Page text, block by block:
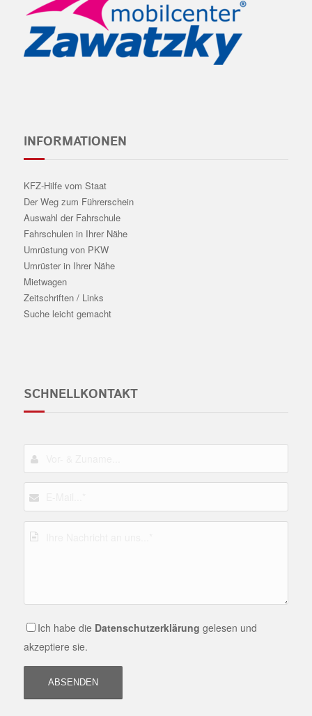
INFORMATIONEN
KFZ-Hilfe vom Staat
Der Weg zum Führerschein
Auswahl der Fahrschule
Fahrschulen in Ihrer Nähe
Umrüstung von PKW
Umrüster in Ihrer Nähe
Mietwagen
Zeitschriften / Links
Suche leicht gemacht
SCHNELLKONTAKT
Ich habe die Datenschutzerklärung gelesen und
akzeptiere sie.